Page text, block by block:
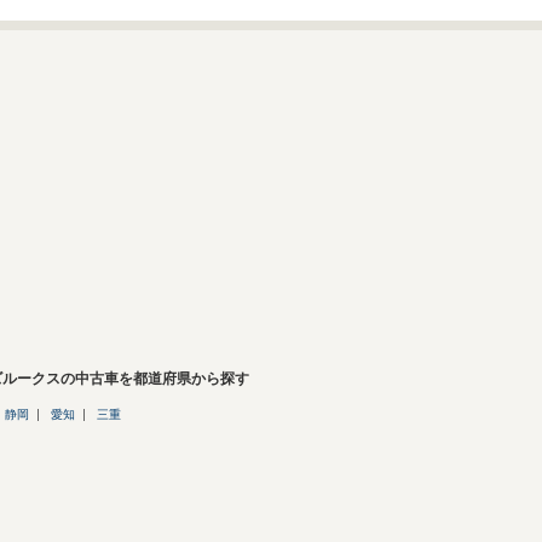
ークスの中古車を都道府県から探す
静岡 愛知 三重